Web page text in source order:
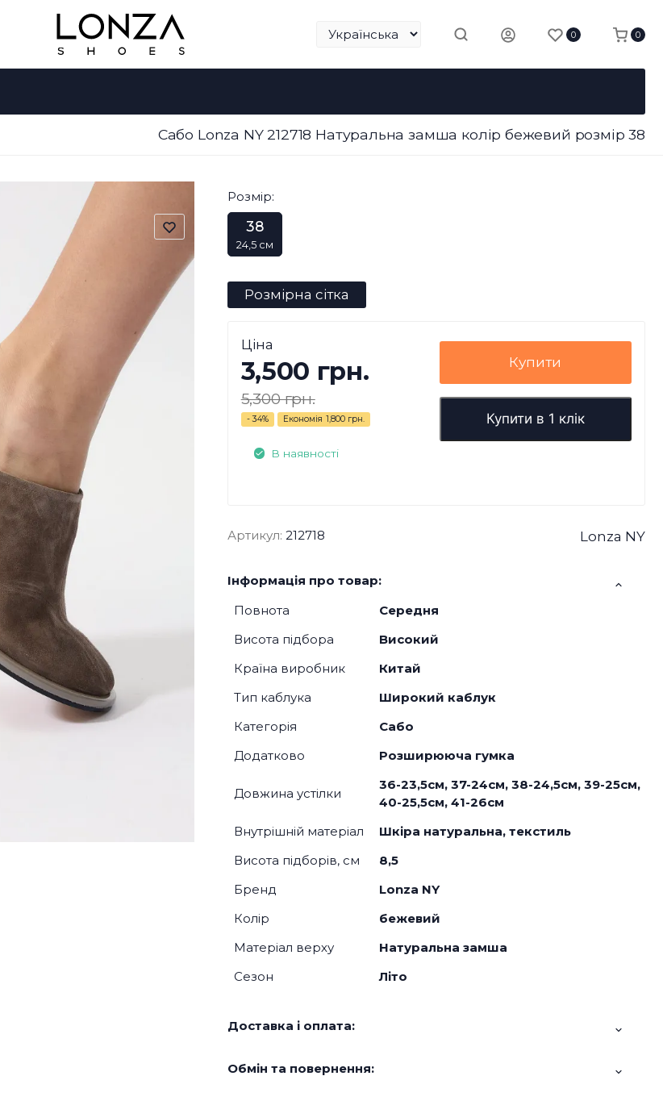
0 0
Сабо Lonza NY 212718 Натуральна замша колір бежевий розмір 38
Розмір:
38
24,5 см
Розмірна сітка
Ціна
3,500 грн.
5,300 грн.
- 34% Економія 1,800 грн.
В наявності
Купити
Купити в 1 клік
Артикул: 212718 Lonza NY
Інформація про товар:
Повнота
Середня
Висота підбора
Високий
Країна виробник
Китай
Тип каблука
Широкий каблук
Категорія
Сабо
Додатково
Розширююча гумка
Довжина устілки
36-23,5см, 37-24см, 38-24,5см, 39-25см,
40-25,5см, 41-26см
Внутрішній матеріал
Шкіра натуральна, текстиль
Висота підборів, см
8,5
Бренд
Lonza NY
Колір
бежевий
Матеріал верху
Натуральна замша
Сезон
Літо
Доставка і оплата:
Обмін та повернення: